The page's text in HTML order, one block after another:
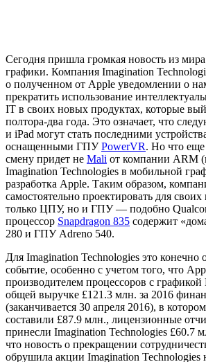
Сегодня пришла громкая новость из
графики. Компания Imagination
о полученном от Apple уведомлении о
прекратить использование
IT в своих новых продуктах, которые
полтора-два года. Это означает, что
и iPad могут стать последними
оснащенными ГПУPowerVR. Но что еще
смену придет не Mali от компании ARM
Imagination Technologies в мобильной
разработка Apple. Таким образом,
самостоятельно проектировать для
только ЦПУ, но и ГПУ — подобно
процессор Snapdragon 835 содержит
280 и ГПУ Adreno 540.
Для Imagination Technologies это конечно
событие, особенно с учетом того, что
производителем процессоров с
общей выручке £121.3 млн. за 2016
(заканчивается 30 апреля 2016), в
составили £87.9 млн., лицензионные
принесли Imagination Technologies £60.7
что новость о прекращении
обрушила акции Imagination